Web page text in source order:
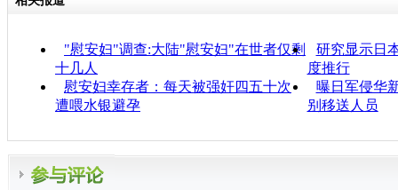
"慰安妇"调查:大陆"慰安妇"在世者仅剩
十几人
研究显示日
度推行
慰安妇幸存者：每天被强奸四五十次
遭喂水银避孕
曝日军侵华
别移送人员